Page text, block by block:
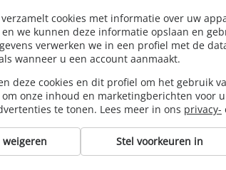
cookies met informatie over uw
we kunnen deze informatie opslaan en
verwerken we in een profiel met de
wanneer u een account aanmaakt.
deze cookies en dit profiel om het gebruik
onze inhoud en marketingberichten voor
te tonen. Lees meer in ons privacy-
weigeren Stel voorkeuren in